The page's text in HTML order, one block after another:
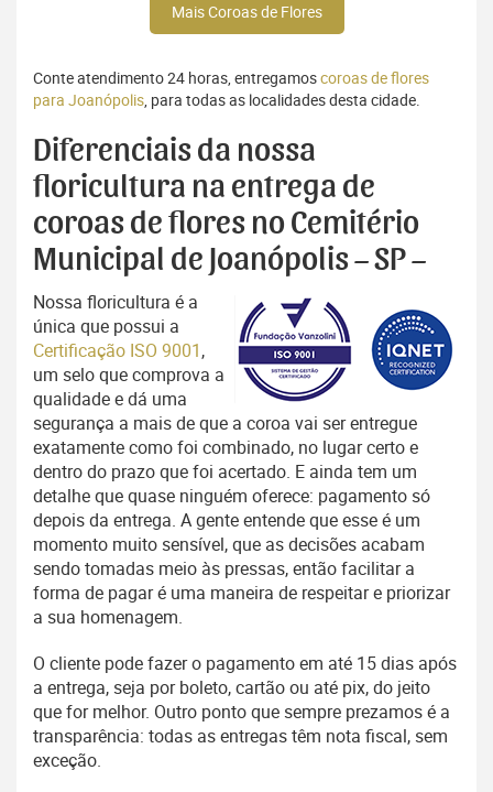
Mais Coroas de Flores
Conte atendimento 24 horas, entregamoscoroas de flores
para Joanópolis, para todas as localidades desta cidade.
Diferenciais da nossa
floricultura na entrega de
coroas de flores no Cemitério
Municipal de Joanópolis – SP –
Nossa floricultura é a
única que possui a
Certificação ISO 9001,
um selo que comprova a
qualidade e dá uma
segurança a mais de que a coroa vai ser entregue
exatamente como foi combinado, no lugar certo e
dentro do prazo que foi acertado. E ainda tem um
detalhe que quase ninguém oferece: pagamento só
depois da entrega. A gente entende que esse é um
momento muito sensível, que as decisões acabam
sendo tomadas meio às pressas, então facilitar a
forma de pagar é uma maneira de respeitar e priorizar
a sua homenagem.
O cliente pode fazer o pagamento em até 15 dias após
a entrega, seja por boleto, cartão ou até pix, do jeito
que for melhor. Outro ponto que sempre prezamos é a
transparência: todas as entregas têm nota fiscal, sem
exceção.